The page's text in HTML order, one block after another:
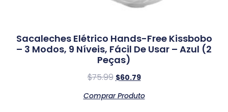
Sacaleches Elétrico Hands-Free Kissbobo
– 3 Modos, 9 Níveis, Fácil De Usar – Azul (2
Peças)
$75.99 $60.79
Comprar Produto